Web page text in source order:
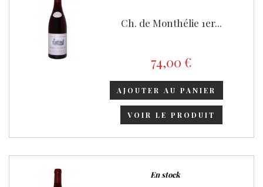
Ch. de Monthélie 1er...
74,00 €
AJOUTER AU PANIER
VOIR LE PRODUIT
En stock